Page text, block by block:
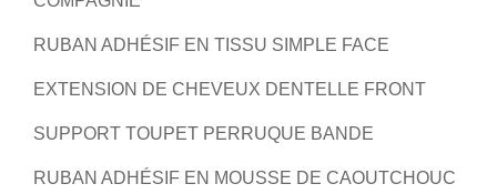
RUBAN ADHÉSIF EN TISSU SIMPLE FACE
EXTENSION DE CHEVEUX DENTELLE FRONT
SUPPORT TOUPET PERRUQUE BANDE
RUBAN ADHÉSIF EN MOUSSE DE CAOUTCHOUC